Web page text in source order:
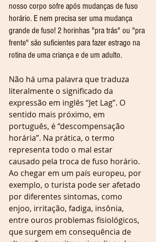
nosso corpo sofre após mudanças de fuso
horário. E nem precisa ser uma mudança
grande de fuso! 2 horinhas "pra trás" ou "pra
frente" são suficientes para fazer estrago na
rotina de uma criança e de um adulto.
Não há uma palavra que traduza
literalmente o significado da
expressão em inglês “Jet Lag”. O
sentido mais próximo, em
português, é “descompensação
horária”. Na prática, o termo
representa todo o mal estar
causado pela troca de fuso horário.
Ao chegar em um país europeu, por
exemplo, o turista pode ser afetado
por diferentes sintomas, como
enjoo, irritação, fadiga, insônia,
entre ouros problemas fisiológicos,
que surgem em consequência de